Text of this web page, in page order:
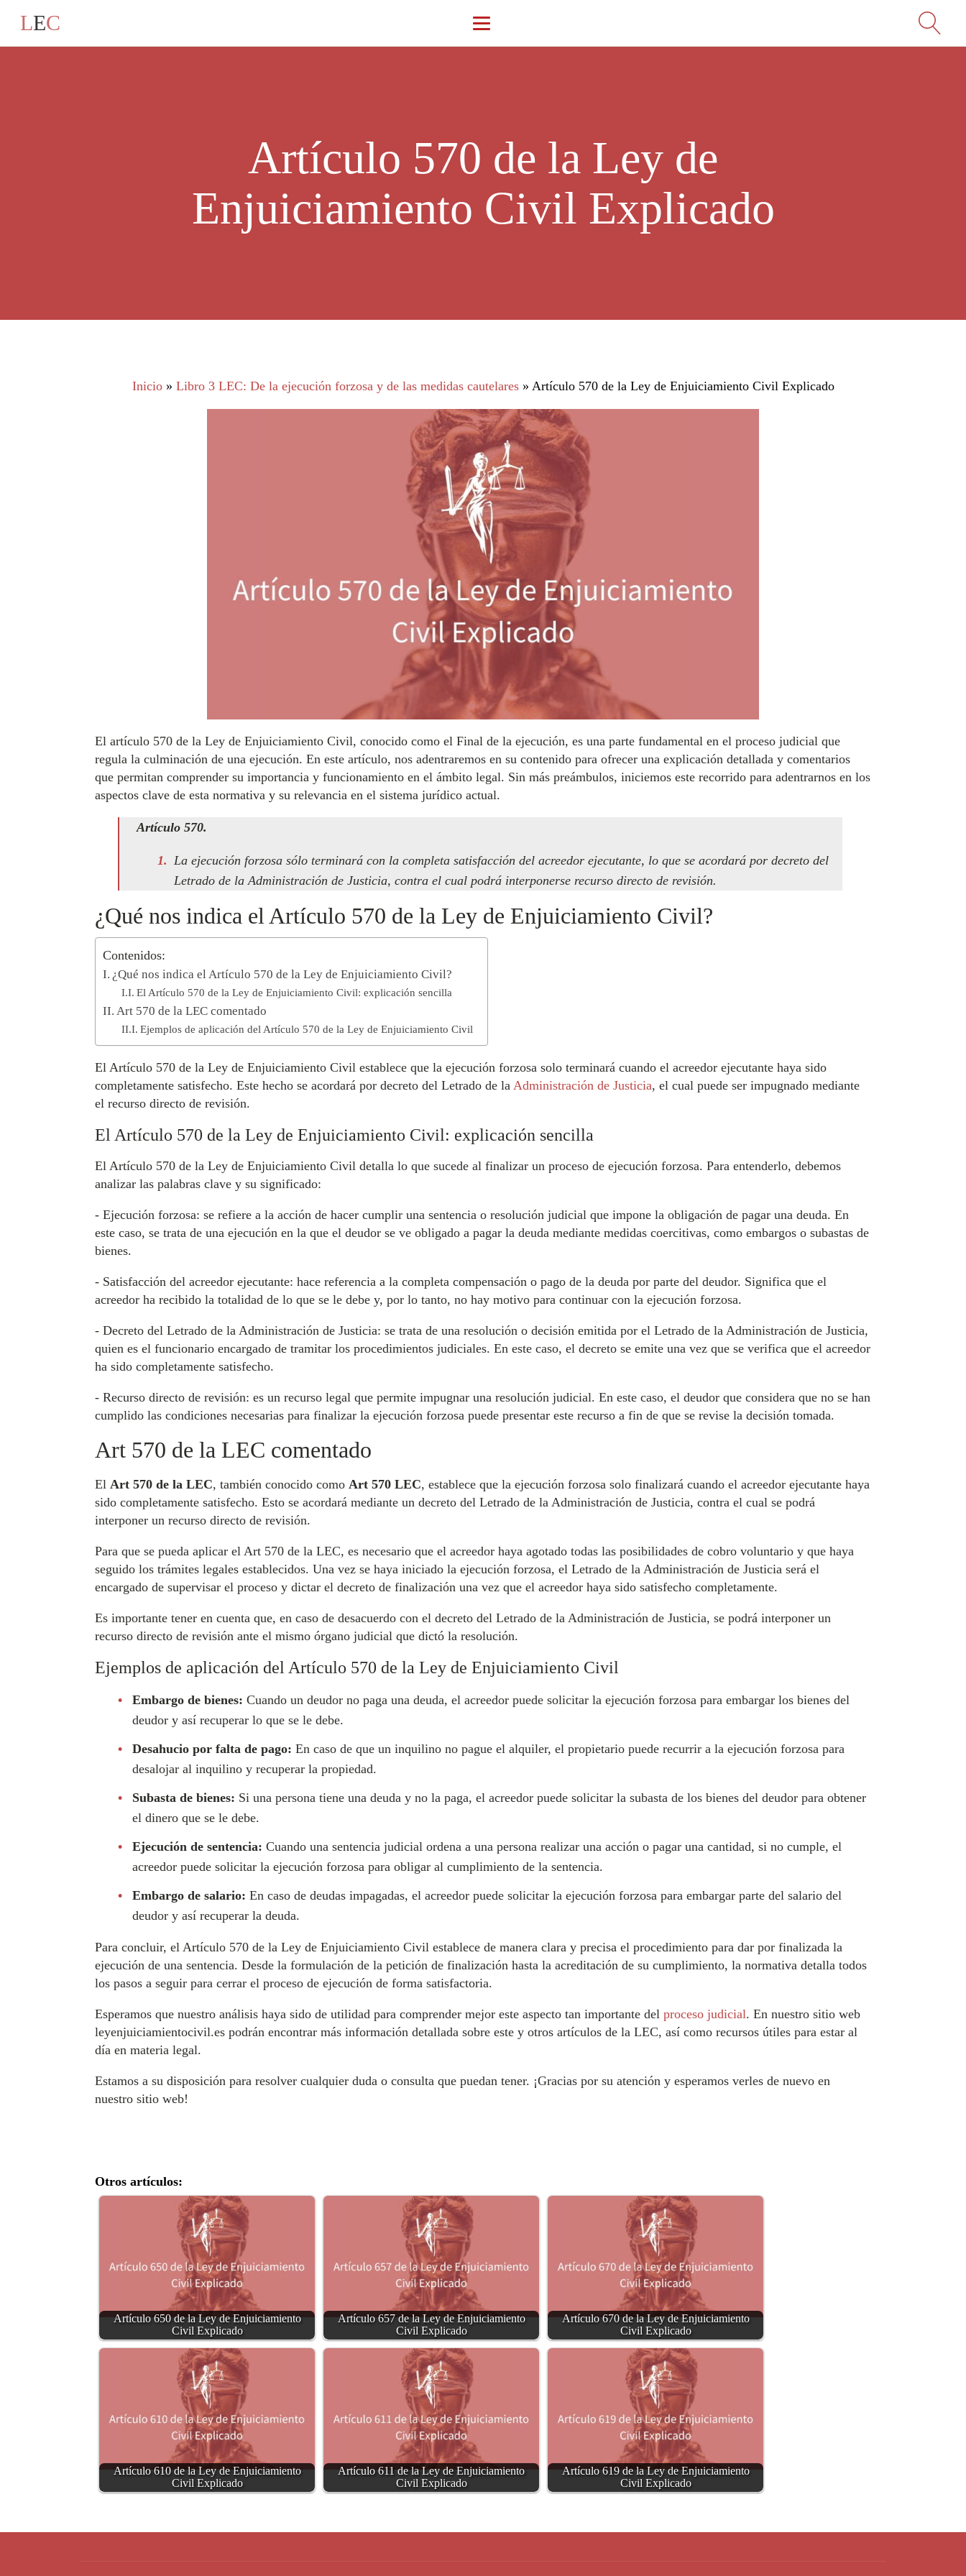
LEC
Artículo 570 de la Ley de
Enjuiciamiento Civil Explicado
Inicio» Libro 3 LEC: De la ejecución forzosa y de las medidas cautelares» Artículo 570 de la Ley de Enjuiciamiento Civil Explicado
El artículo 570 de la Ley de Enjuiciamiento Civil, conocido como el Final de la ejecución, es una parte fundamental en el proceso judicial que
regula la culminación de una ejecución. En este artículo, nos adentraremos en su contenido para ofrecer una explicación detallada y comentarios
que permitan comprender su importancia y funcionamiento en el ámbito legal. Sin más preámbulos, iniciemos este recorrido para adentrarnos en los
aspectos clave de esta normativa y su relevancia en el sistema jurídico actual.
Artículo 570.
La ejecución forzosa sólo terminará con la completa satisfacción del acreedor ejecutante, lo que se acordará por decreto del
Letrado de la Administración de Justicia, contra el cual podrá interponerse recurso directo de revisión.
¿Qué nos indica el Artículo 570 de la Ley de Enjuiciamiento Civil?
Contenidos:
¿Qué nos indica el Artículo 570 de la Ley de Enjuiciamiento Civil?
El Artículo 570 de la Ley de Enjuiciamiento Civil: explicación sencilla
Art 570 de la LEC comentado
Ejemplos de aplicación del Artículo 570 de la Ley de Enjuiciamiento Civil
El Artículo 570 de la Ley de Enjuiciamiento Civil establece que la ejecución forzosa solo terminará cuando el acreedor ejecutante haya sido
completamente satisfecho. Este hecho se acordará por decreto del Letrado de la Administración de Justicia, el cual puede ser impugnado mediante
el recurso directo de revisión.
El Artículo 570 de la Ley de Enjuiciamiento Civil: explicación sencilla
El Artículo 570 de la Ley de Enjuiciamiento Civil detalla lo que sucede al finalizar un proceso de ejecución forzosa. Para entenderlo, debemos
analizar las palabras clave y su significado:
- Ejecución forzosa: se refiere a la acción de hacer cumplir una sentencia o resolución judicial que impone la obligación de pagar una deuda. En
este caso, se trata de una ejecución en la que el deudor se ve obligado a pagar la deuda mediante medidas coercitivas, como embargos o subastas de
bienes.
- Satisfacción del acreedor ejecutante: hace referencia a la completa compensación o pago de la deuda por parte del deudor. Significa que el
acreedor ha recibido la totalidad de lo que se le debe y, por lo tanto, no hay motivo para continuar con la ejecución forzosa.
- Decreto del Letrado de la Administración de Justicia: se trata de una resolución o decisión emitida por el Letrado de la Administración de Justicia,
quien es el funcionario encargado de tramitar los procedimientos judiciales. En este caso, el decreto se emite una vez que se verifica que el acreedor
ha sido completamente satisfecho.
- Recurso directo de revisión: es un recurso legal que permite impugnar una resolución judicial. En este caso, el deudor que considera que no se han
cumplido las condiciones necesarias para finalizar la ejecución forzosa puede presentar este recurso a fin de que se revise la decisión tomada.
Art 570 de la LEC comentado
El Art 570 de la LEC, también conocido como Art 570 LEC, establece que la ejecución forzosa solo finalizará cuando el acreedor ejecutante haya
sido completamente satisfecho. Esto se acordará mediante un decreto del Letrado de la Administración de Justicia, contra el cual se podrá
interponer un recurso directo de revisión.
Para que se pueda aplicar el Art 570 de la LEC, es necesario que el acreedor haya agotado todas las posibilidades de cobro voluntario y que haya
seguido los trámites legales establecidos. Una vez se haya iniciado la ejecución forzosa, el Letrado de la Administración de Justicia será el
encargado de supervisar el proceso y dictar el decreto de finalización una vez que el acreedor haya sido satisfecho completamente.
Es importante tener en cuenta que, en caso de desacuerdo con el decreto del Letrado de la Administración de Justicia, se podrá interponer un
recurso directo de revisión ante el mismo órgano judicial que dictó la resolución.
Ejemplos de aplicación del Artículo 570 de la Ley de Enjuiciamiento Civil
Embargo de bienes: Cuando un deudor no paga una deuda, el acreedor puede solicitar la ejecución forzosa para embargar los bienes del
deudor y así recuperar lo que se le debe.
Desahucio por falta de pago: En caso de que un inquilino no pague el alquiler, el propietario puede recurrir a la ejecución forzosa para
desalojar al inquilino y recuperar la propiedad.
Subasta de bienes: Si una persona tiene una deuda y no la paga, el acreedor puede solicitar la subasta de los bienes del deudor para obtener
el dinero que se le debe.
Ejecución de sentencia: Cuando una sentencia judicial ordena a una persona realizar una acción o pagar una cantidad, si no cumple, el
acreedor puede solicitar la ejecución forzosa para obligar al cumplimiento de la sentencia.
Embargo de salario: En caso de deudas impagadas, el acreedor puede solicitar la ejecución forzosa para embargar parte del salario del
deudor y así recuperar la deuda.
Para concluir, el Artículo 570 de la Ley de Enjuiciamiento Civil establece de manera clara y precisa el procedimiento para dar por finalizada la
ejecución de una sentencia. Desde la formulación de la petición de finalización hasta la acreditación de su cumplimiento, la normativa detalla todos
los pasos a seguir para cerrar el proceso de ejecución de forma satisfactoria.
Esperamos que nuestro análisis haya sido de utilidad para comprender mejor este aspecto tan importante del proceso judicial. En nuestro sitio web
leyenjuiciamientocivil.es podrán encontrar más información detallada sobre este y otros artículos de la LEC, así como recursos útiles para estar al
día en materia legal.
Estamos a su disposición para resolver cualquier duda o consulta que puedan tener. ¡Gracias por su atención y esperamos verles de nuevo en
nuestro sitio web!
Otros artículos:
Artículo 650 de la Ley de Enjuiciamiento
Civil Explicado
Artículo 657 de la Ley de Enjuiciamiento
Civil Explicado
Artículo 670 de la Ley de Enjuiciamiento
Civil Explicado
Artículo 610 de la Ley de Enjuiciamiento
Civil Explicado
Artículo 611 de la Ley de Enjuiciamiento
Civil Explicado
Artículo 619 de la Ley de Enjuiciamiento
Civil Explicado